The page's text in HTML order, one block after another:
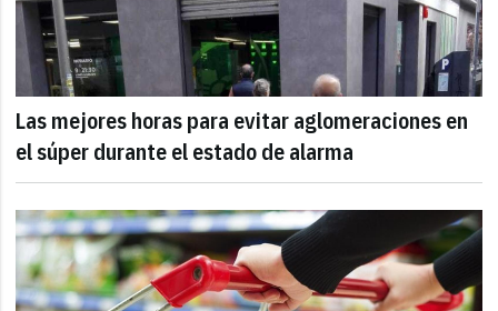
Las mejores horas para evitar aglomeraciones en
el súper durante el estado de alarma